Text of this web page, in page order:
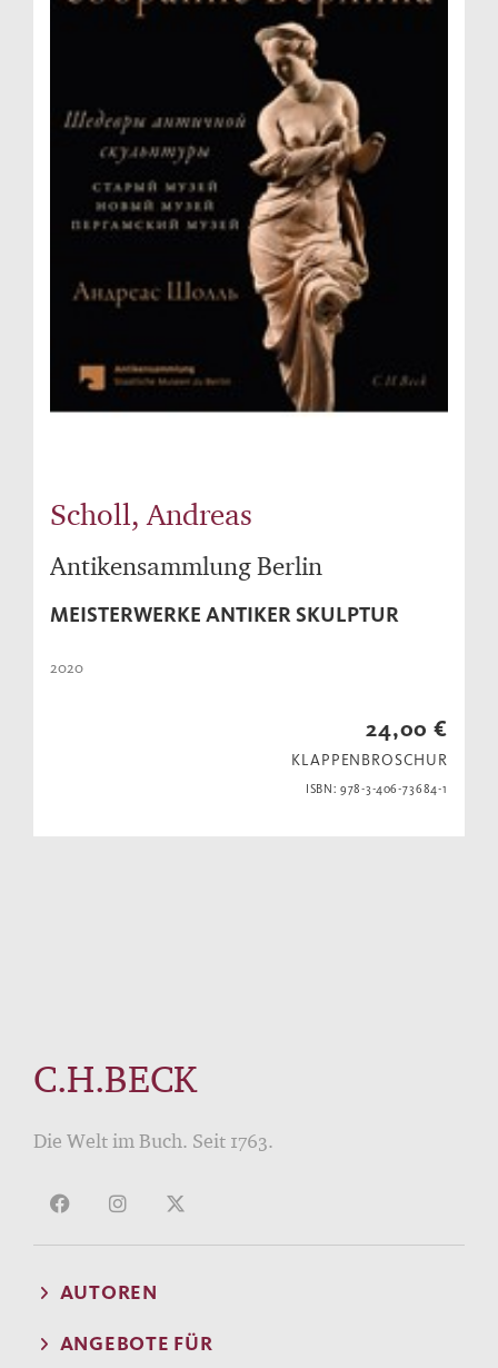
Scholl, Andreas
Antikensammlung Berlin
MEISTERWERKE ANTIKER SKULPTUR
2020
24,00 €
KLAPPENBROSCHUR
ISBN: 978-3-406-73684-1
C.H.BECK
Die Welt im Buch. Seit 1763.
AUTOREN
ANGEBOTE FÜR